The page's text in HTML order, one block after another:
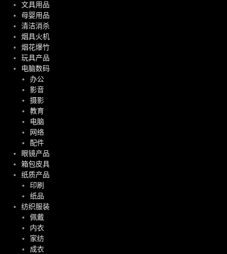
文具用品
母婴用品
清洁消杀
烟具火机
烟花爆竹
玩具产品
电脑数码
办公
影音
摄影
教育
电脑
网络
配件
眼镜产品
箱包皮具
纸质产品
印刷
纸品
纺织服装
佩戴
内衣
家纺
成衣